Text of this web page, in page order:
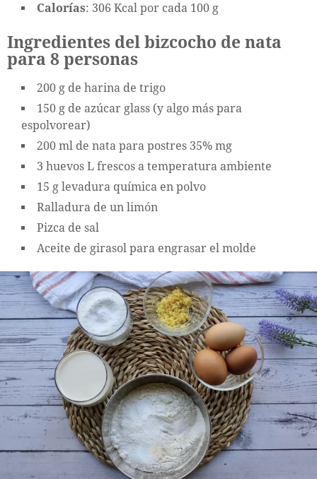
Calorías: 306 Kcal por cada 100 g
Ingredientes del bizcocho de nata
para 8 personas
200 g de harina de trigo
150 g de azúcar glass (y algo más para
espolvorear)
200 ml de nata para postres 35% mg
3 huevos L frescos a temperatura ambiente
15 g levadura química en polvo
Ralladura de un limón
Pizca de sal
Aceite de girasol para engrasar el molde